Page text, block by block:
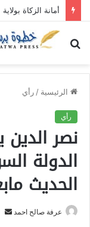
افتتاح أكبر
الرئيسية / رأي
رأي
نصر
الحديث
عرفة صالح احمد